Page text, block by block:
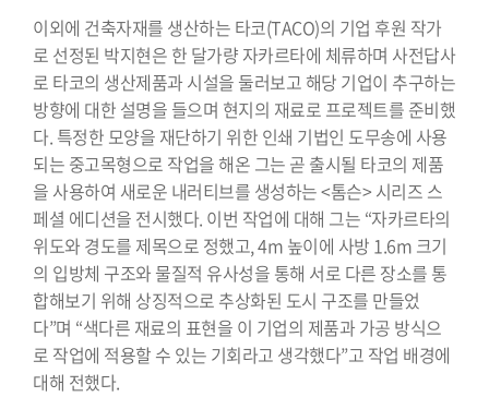
이외에 건축자재를 생산하는 타코(TACO)의 기업 후원 작가
로 선정된 박지현은 한 달가량 자카르타에 체류하며 사전답사
로 타코의 생산제품과 시설을 둘러보고 해당 기업이 추구하는
방향에 대한 설명을 들으며 현지의 재료로 프로젝트를 준비했
다. 특정한 모양을 재단하기 위한 인쇄 기법인 도무송에 사용
되는 중고목형으로 작업을 해온 그는 곧 출시될 타코의 제품
을 사용하여 새로운 내러티브를 생성하는 <톰슨> 시리즈 스
페셜 에디션을 전시했다. 이번 작업에 대해 그는 “자카르타의
위도와 경도를 제목으로 정했고, 4m 높이에 사방 1.6m 크기
의 입방체 구조와 물질적 유사성을 통해 서로 다른 장소를 통
합해보기 위해 상징적으로 추상화된 도시 구조를 만들었
다”며 “색다른 재료의 표현을 이 기업의 제품과 가공 방식으
로 작업에 적용할 수 있는 기회라고 생각했다”고 작업 배경에
대해 전했다.